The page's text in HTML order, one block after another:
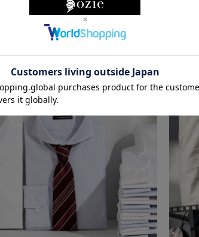
ozieについて